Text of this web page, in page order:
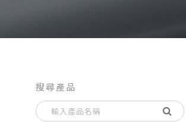
搜尋產品